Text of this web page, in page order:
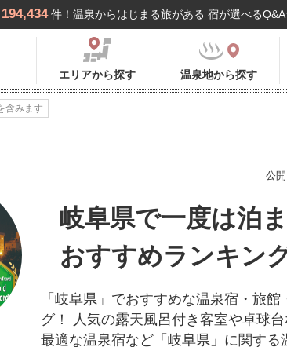
194,434 件！温泉からはじまる旅がある 宿が選べる
エリアから探す 温泉地から探す
含みます
公
岐阜県で一度は泊
おすすめランキン
「岐阜県」でおすすめな温泉宿・旅
グ！ 人気の露天風呂付き客室や卓球
最適な温泉宿など「岐阜県」に関する